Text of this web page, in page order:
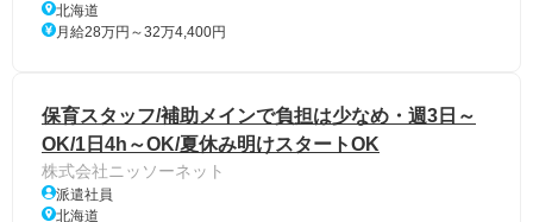
北海道
月給28万円～32万4,400円
保育スタッフ/補助メインで負担は少なめ・週3日～
OK/1日4h～OK/夏休み明けスタートOK
株式会社ニッソーネット
派遣社員
北海道